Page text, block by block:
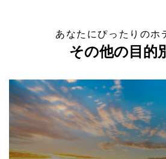
あなたにぴったりのホ
その他の目的